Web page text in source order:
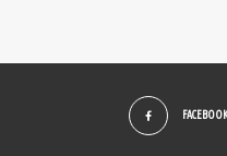
FACEBOOK